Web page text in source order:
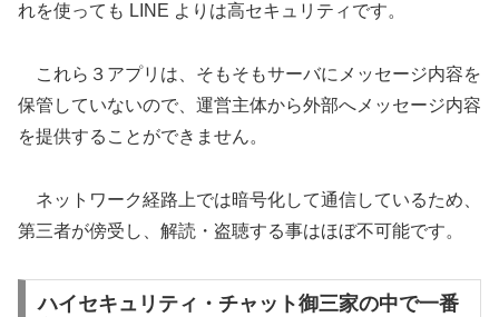
れを使っても LINE よりは高セキュリティです。
これら３アプリは、そもそもサーバにメッセージ内容を
保管していないので、運営主体から外部へメッセージ内容
を提供することができません。
ネットワーク経路上では暗号化して通信しているため、
第三者が傍受し、解読・盗聴する事はほぼ不可能です。
ハイセキュリティ・チャット御三家の中で一番